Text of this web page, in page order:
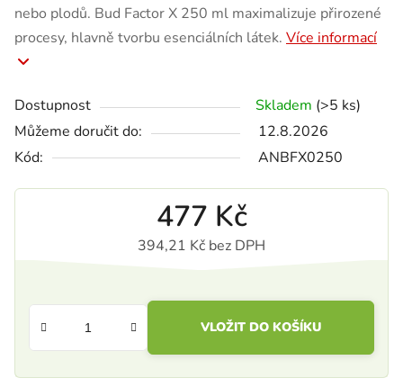
nebo plodů. Bud Factor X 250 ml maximalizuje přirozené
procesy, hlavně tvorbu esenciálních látek. Více informací
Dostupnost Skladem (>5 ks)
Můžeme doručit do:
12.8.2026
Kód:
ANBFX0250
477 Kč
394,21 Kč bez DPH
VLOŽIT DO KOŠÍKU